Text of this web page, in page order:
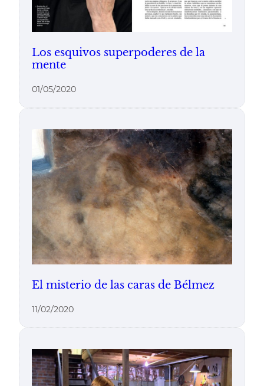
Los esquivos superpoderes de la
mente
01/05/2020
El misterio de las caras de Bélmez
11/02/2020